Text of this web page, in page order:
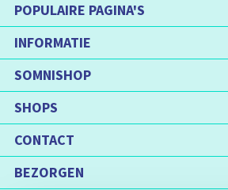
POPULAIRE PAGINA'S
INFORMATIE
SOMNISHOP
SHOPS
CONTACT
BEZORGEN